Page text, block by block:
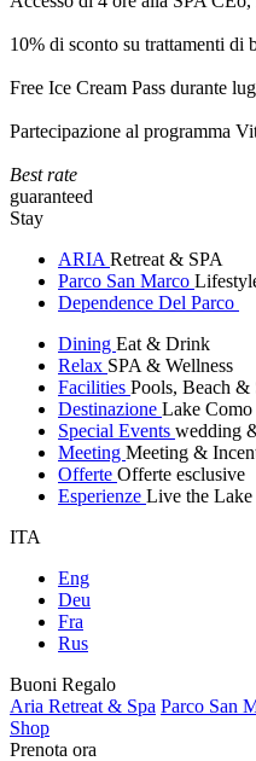
10% di sconto su trattamenti di
Free Ice Cream Pass durante
Partecipazione al programma
Best rate
guaranteed
Stay
ARIA Retreat & SPA
Parco San Marco
Dependence Del Parco
Dining Eat & Drink
Relax SPA & Wellness
Facilities Pools, Beach &
Destinazione Lake
Special Events wedding
Meeting Meeting &
Offerte Offerte esclusive
Esperienze Live the Lake
ITA
Eng
Deu
Fra
Rus
Buoni Regalo
Aria Retreat & Spa Parco San
Shop
Prenota ora